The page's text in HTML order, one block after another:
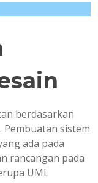
berdasarkan
Pembuatan sistem
ada pada
rancangan pada
UML